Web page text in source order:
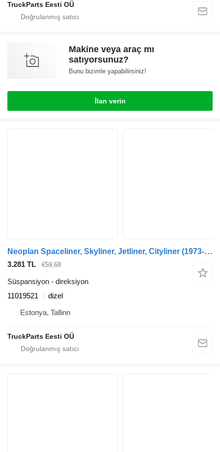
TruckParts Eesti OÜ
Makine veya araç mı
satıyorsunuz?
Bunu bizimle yapabilirsiniz!
İlan verin
Neoplan Spaceliner, Skyliner, Jetliner, Cityliner (1973-) otobüs için Neoplan cityliner n1216 hd (01.73-) 11019521 direksiyon
3.281 TL €59,68
Süspansiyon - direksiyon
11019521
dizel
Estonya, Tallinn
TruckParts Eesti OÜ